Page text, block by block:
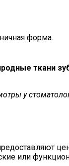
форма.
ткани
у
или